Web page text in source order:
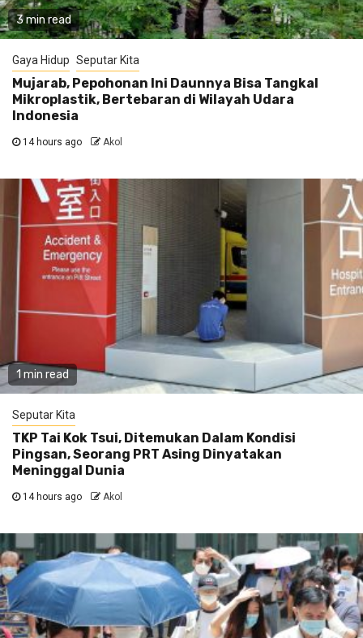
3 min read
Gaya Hidup Seputar Kita
Mujarab, Pepohonan Ini Daunnya Bisa Tangkal
Mikroplastik, Bertebaran di Wilayah Udara
Indonesia
14 hours ago Akol
1 min read
Seputar Kita
TKP Tai Kok Tsui, Ditemukan Dalam Kondisi
Pingsan, Seorang PRT Asing Dinyatakan
Meninggal Dunia
14 hours ago Akol